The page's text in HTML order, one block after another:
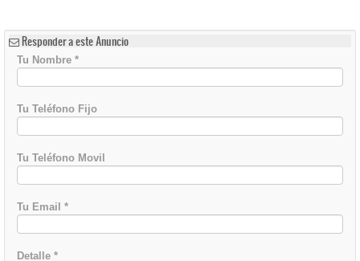
Responder a este Anuncio
Tu Nombre *
Tu Teléfono Fijo
Tu Teléfono Movil
Tu Email *
Detalle *